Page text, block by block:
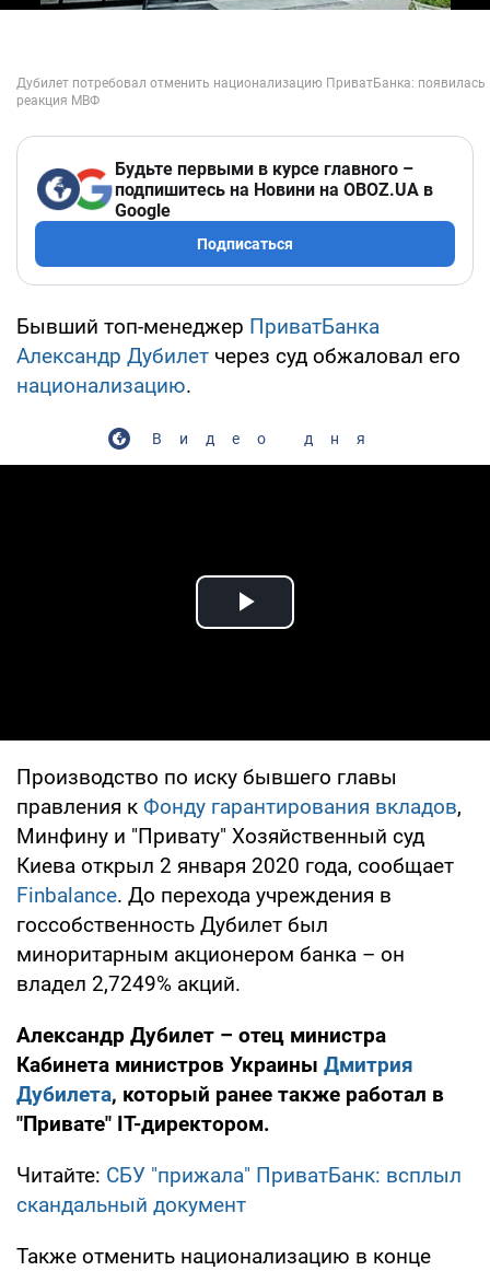
Будьте первыми в курсе главного –
подпишитесь на Новини на OBOZ.UA в
Google
Подписаться
Бывший топ-менеджер ПриватБанка
Александр Дубилет через суд обжаловал его
национализацию.
Видео дня
Play Video
Производство по иску бывшего главы
правления к Фонду гарантирования вкладов,
Минфину и "Привату" Хозяйственный суд
Киева открыл 2 января 2020 года, сообщает
Finbalance. До перехода учреждения в
госсобственность Дубилет был
миноритарным акционером банка – он
владел 2,7249% акций.
Александр Дубилет – отец министра
Кабинета министров Украины Дмитрия
Дубилета, который ранее также работал в
"Привате" IT-директором.
Читайте: СБУ "прижала" ПриватБанк: всплыл
скандальный документ
Также отменить национализацию в конце